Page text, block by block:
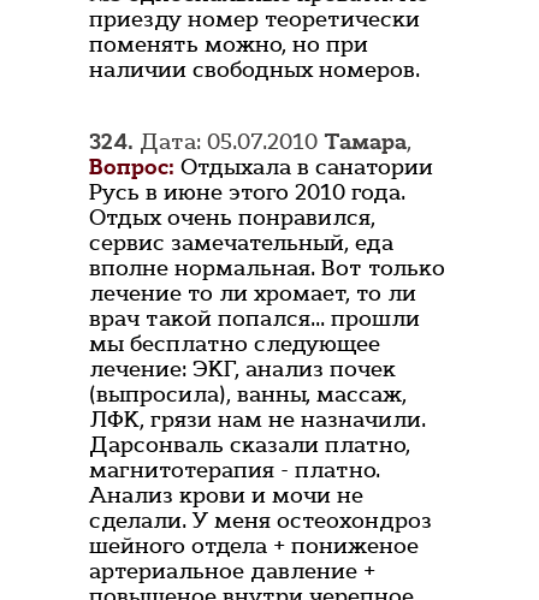
приезду номер теоретически
поменять можно, но при
наличии свободных номеров.
324. Дата: 05.07.2010 Тамара,
Вопрос: Отдыхала в санатории
Русь в июне этого 2010 года.
Отдых очень понравился,
сервис замечательный, еда
вполне нормальная. Вот только
лечение то ли хромает, то ли
врач такой попался... прошли
мы бесплатно следующее
лечение: ЭКГ, анализ почек
(выпросила), ванны, массаж,
ЛФК, грязи нам не назначили.
Дарсонваль сказали платно,
магнитотерапия - платно.
Анализ крови и мочи не
сделали. У меня остеохондроз
шейного отдела + пониженое
артериальное давление +